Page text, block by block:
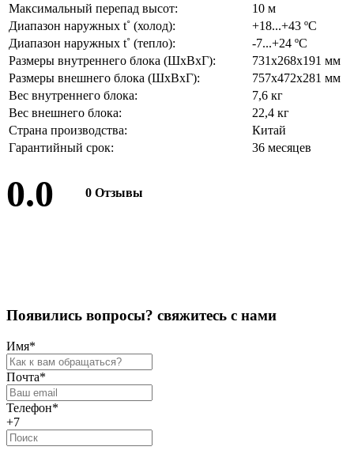
Максимальный перепад высот:
10 м
Диапазон наружных t˚ (холод):
+18...+43 ºС
Диапазон наружных t˚ (тепло):
-7...+24 ºС
Размеры внутреннего блока (ШхВхГ):
731х268х191 мм
Размеры внешнего блока (ШхВхГ):
757х472х281 мм
Вес внутреннего блока:
7,6 кг
Вес внешнего блока:
22,4 кг
Страна производства:
Китай
Гарантийный срок:
36 месяцев
0.0 0 Отзывы
Появились вопросы? свяжитесь с нами
Имя*
Почта*
Телефон*
+7